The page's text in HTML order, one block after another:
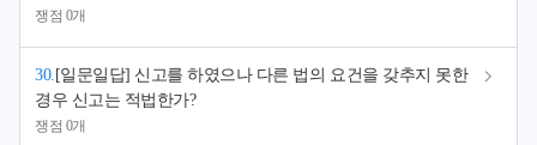
쟁점 0개
30. [일문일답] 신고를 하였으나 다른 법의 요건을 갖추지 못한
경우 신고는 적법한가?
쟁점 0개